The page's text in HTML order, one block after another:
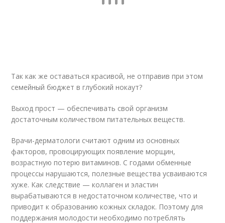
Так как же оставаться красивой, не отправив при этом
семейный бюджет в глубокий нокаут?
Выход прост — обеспечивать свой организм
достаточным количеством питательных веществ.
Врачи-дерматологи считают одним из основных
факторов, провоцирующих появление морщин,
возрастную потерю витаминов. С годами обменные
процессы нарушаются, полезные вещества усваиваются
хуже. Как следствие — коллаген и эластин
вырабатываются в недостаточном количестве, что и
приводит к образованию кожных складок. Поэтому для
поддержания молодости необходимо потреблять